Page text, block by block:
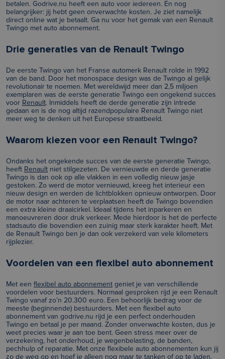
betalen. Godrive.nu heeft een auto voor iedereen. En nog
belangrijker: jij hebt geen onverwachte kosten. Je ziet namelijk
direct online wat je betaalt. Ga nu voor het gemak van een Renault
Twingo met auto abonnement.
Drie generaties van de Renault Twingo
De eerste Twingo van het Franse automerk Renault rolde in 1992
van de band. Door het monospace design was de Twingo al gelijk
revolutionair te noemen. Met wereldwijd meer dan 2,5 miljoen
exemplaren was de eerste generatie Twingo een ongekend succes
voor Renault. Inmiddels heeft de derde generatie zijn intrede
gedaan en is de nog altijd razendpopulaire Renault Twingo niet
meer weg te denken uit het Europese straatbeeld.
Waarom kiezen voor een Renault Twingo?
Ondanks het ongekende succes van de eerste generatie Twingo,
heeft Renault niet stilgezeten. De vernieuwde en derde generatie
Twingo is dan ook op alle vlakken in een volledig nieuw jasje
gestoken. Zo werd de motor vernieuwd, kreeg het interieur een
nieuw design en werden de lichtblokken opnieuw ontworpen. Door
de motor naar achteren te verplaatsen heeft de Twingo bovendien
een extra kleine draaicirkel. Ideaal tijdens het inparkeren en
manoeuvreren door druk verkeer. Mede hierdoor is het de perfecte
stadsauto die bovendien een zuinig maar sterk karakter heeft. Met
de Renault Twingo ben je dan ook verzekerd van vele kilometers
rijplezier.
Voordelen van een flexibel auto abonnement
Met een flexibel auto abonnement geniet je van verschillende
voordelen voor bestuurders. Normaal gesproken rijd je een Renault
Twingo vanaf zo’n 20.300 euro. Een behoorlijk bedrag voor de
meeste (beginnende) bestuurders. Met een flexibel auto
abonnement van godrive.nu rijd je een perfect onderhouden
Twingo en betaal je per maand. Zonder onverwachte kosten, dus je
weet precies waar je aan toe bent. Geen stress meer over de
verzekering, het onderhoud, je wegenbelasting, de banden,
pechhulp of reparatie. Met onze flexibele auto abonnementen kun jij
zo de weg op en hoef je alleen nog maar te tanken of op te laden.